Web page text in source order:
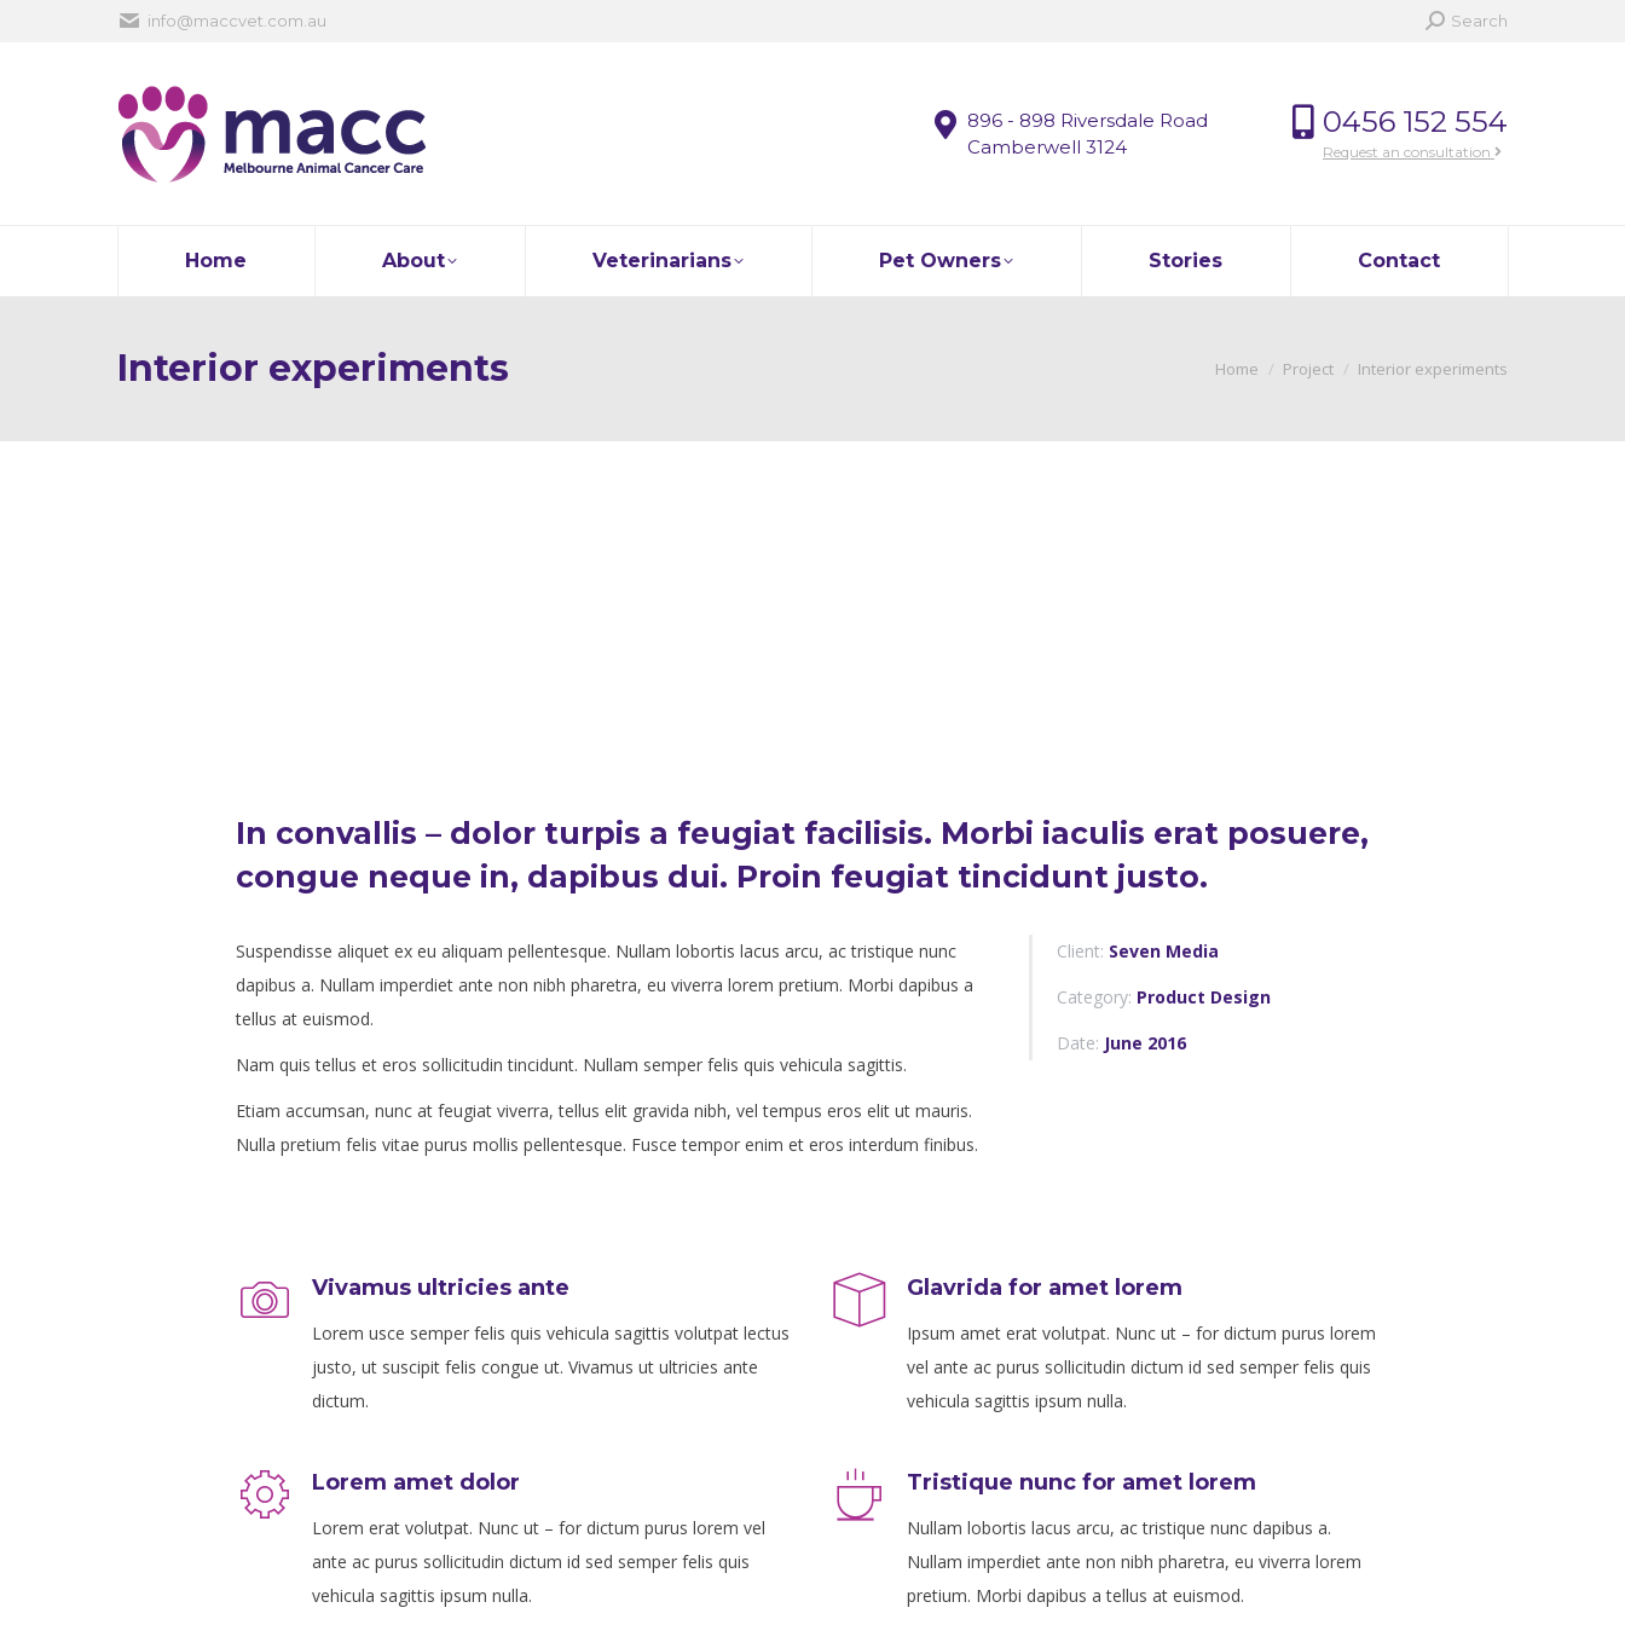
info@maccvet.com.au Search:
Search
896 - 898 Riversdale Road
Camberwell 3124
0456 152 554
Request an consultation
Home About Veterinarians Pet Owners Stories Contact
Interior experiments You are here:
Home Project Interior experiments
In convallis – dolor turpis a feugiat facilisis. Morbi iaculis erat posuere,
congue neque in, dapibus dui. Proin feugiat tincidunt justo.
Suspendisse aliquet ex eu aliquam pellentesque. Nullam lobortis lacus arcu, ac tristique nunc
dapibus a. Nullam imperdiet ante non nibh pharetra, eu viverra lorem pretium. Morbi dapibus a
tellus at euismod.
Nam quis tellus et eros sollicitudin tincidunt. Nullam semper felis quis vehicula sagittis.
Etiam accumsan, nunc at feugiat viverra, tellus elit gravida nibh, vel tempus eros elit ut mauris.
Nulla pretium felis vitae purus mollis pellentesque. Fusce tempor enim et eros interdum finibus.
Client: Seven Media
Category: Product Design
Date: June 2016
Vivamus ultricies ante
Lorem usce semper felis quis vehicula sagittis volutpat lectus
justo, ut suscipit felis congue ut. Vivamus ut ultricies ante
dictum.
Glavrida for amet lorem
Ipsum amet erat volutpat. Nunc ut – for dictum purus lorem
vel ante ac purus sollicitudin dictum id sed semper felis quis
vehicula sagittis ipsum nulla.
Lorem amet dolor
Lorem erat volutpat. Nunc ut – for dictum purus lorem vel
ante ac purus sollicitudin dictum id sed semper felis quis
vehicula sagittis ipsum nulla.
Tristique nunc for amet lorem
Nullam lobortis lacus arcu, ac tristique nunc dapibus a.
Nullam imperdiet ante non nibh pharetra, eu viverra lorem
pretium. Morbi dapibus a tellus at euismod.